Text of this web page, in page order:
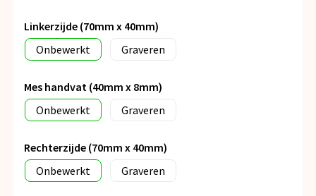
Linkerzijde (70mm x 40mm)
Onbewerkt
Graveren
Mes handvat (40mm x 8mm)
Onbewerkt
Graveren
Rechterzijde (70mm x 40mm)
Onbewerkt
Graveren